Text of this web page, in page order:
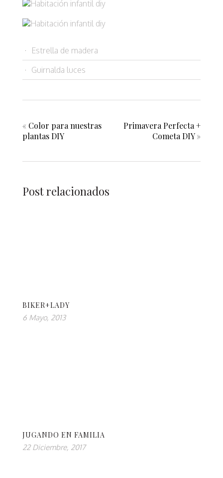
Estrella de madera
Guirnalda luces
« Color para nuestras
plantas DIY
Primavera Perfecta +
Cometa DIY»
Post relacionados
BIKER+LADY
6 Mayo, 2013
JUGANDO EN FAMILIA
22 Diciembre, 2017